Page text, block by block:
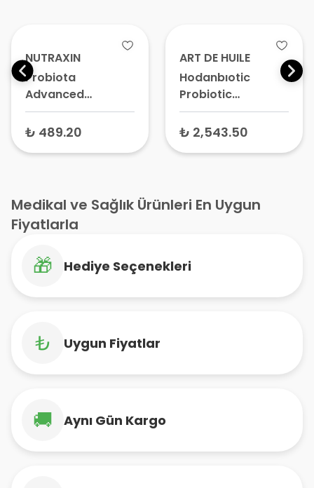
NUTRAXIN
Probiota
Advanced
Probiyotik
Mikroorganizma
₺ 489.20
ART DE HUILE
Hodanbıotic
Probiotic
Probiyotik Takviye
Edici Gıda 5 ml x 20
₺ 2,543.50
Medikal ve Sağlık Ürünleri En Uygun
Fiyatlarla
🎁 Hediye Seçenekleri
₺ Uygun Fiyatlar
🚚 Aynı Gün Kargo